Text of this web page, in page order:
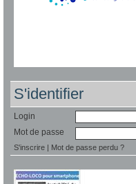
S'identifier
Login
Mot de passe
S'inscrire | Mot de passe perdu ?